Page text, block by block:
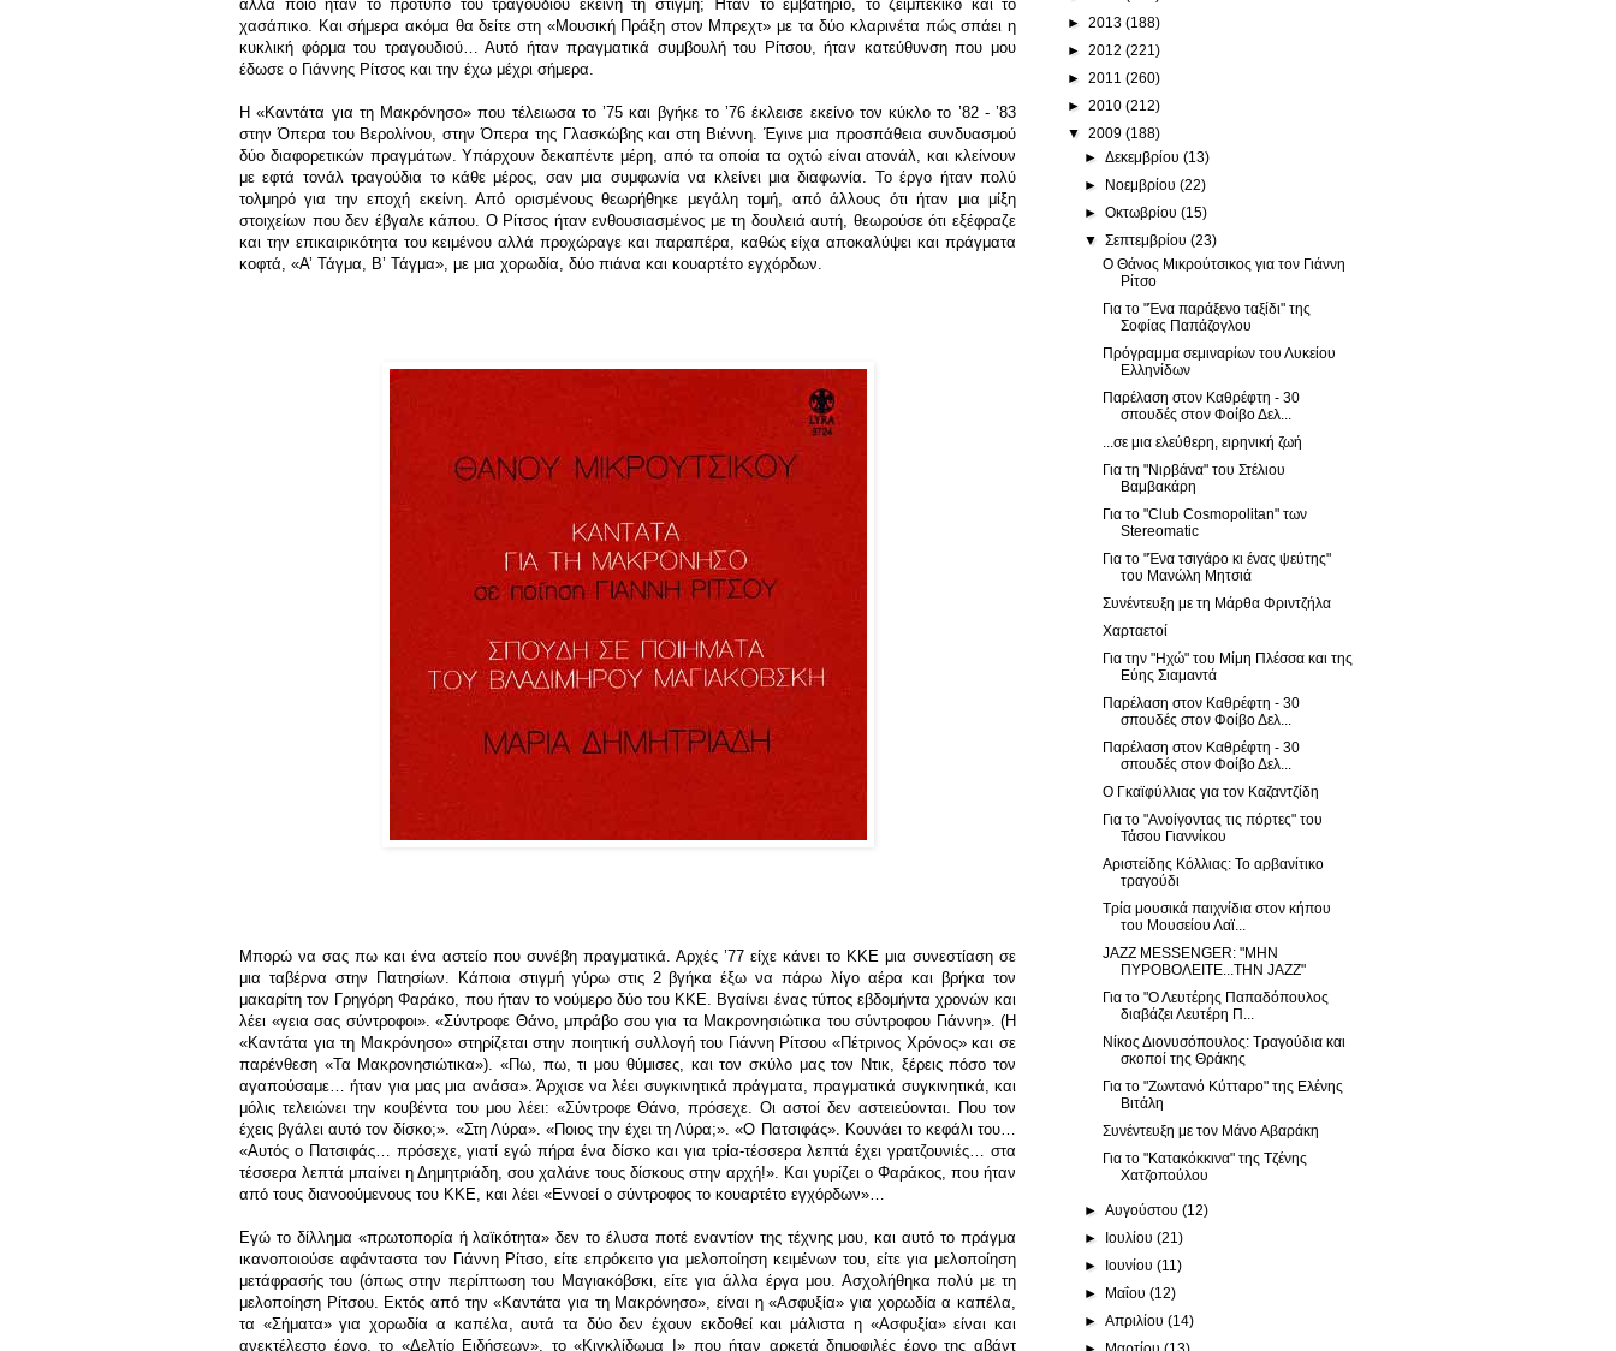
αλλά ποιο ήταν το πρότυπο του τραγουδιού εκείνη τη στιγμή; Ήταν το εμβατήριο, το ζεϊμπέκικο και το
χασάπικο. Και σήμερα ακόμα θα δείτε στη «Μουσική Πράξη στον Μπρεχτ» με τα δύο κλαρινέτα πώς σπάει η
κυκλική φόρμα του τραγουδιού… Αυτό ήταν πραγματικά συμβουλή του Ρίτσου, ήταν κατεύθυνση που μου
έδωσε ο Γιάννης Ρίτσος και την έχω μέχρι σήμερα.
Η «Καντάτα για τη Μακρόνησο» που τέλειωσα το ’75 και βγήκε το ’76 έκλεισε εκείνο τον κύκλο το ’82 - ’83
στην Όπερα του Βερολίνου, στην Όπερα της Γλασκώβης και στη Βιέννη. Έγινε μια προσπάθεια συνδυασμού
δύο διαφορετικών πραγμάτων. Υπάρχουν δεκαπέντε μέρη, από τα οποία τα οχτώ είναι ατονάλ, και κλείνουν
με εφτά τονάλ τραγούδια το κάθε μέρος, σαν μια συμφωνία να κλείνει μια διαφωνία. Το έργο ήταν πολύ
τολμηρό για την εποχή εκείνη. Από ορισμένους θεωρήθηκε μεγάλη τομή, από άλλους ότι ήταν μια μίξη
στοιχείων που δεν έβγαλε κάπου. Ο Ρίτσος ήταν ενθουσιασμένος με τη δουλειά αυτή, θεωρούσε ότι εξέφραζε
και την επικαιρικότητα του κειμένου αλλά προχώραγε και παραπέρα, καθώς είχα αποκαλύψει και πράγματα
κοφτά, «Α’ Τάγμα, Β’ Τάγμα», με μια χορωδία, δύο πιάνα και κουαρτέτο εγχόρδων.
Μπορώ να σας πω και ένα αστείο που συνέβη πραγματικά. Αρχές ’77 είχε κάνει το ΚΚΕ μια συνεστίαση σε
μια ταβέρνα στην Πατησίων. Κάποια στιγμή γύρω στις 2 βγήκα έξω να πάρω λίγο αέρα και βρήκα τον
μακαρίτη τον Γρηγόρη Φαράκο, που ήταν το νούμερο δύο του ΚΚΕ. Βγαίνει ένας τύπος εβδομήντα χρονών και
λέει «γεια σας σύντροφοι». «Σύντροφε Θάνο, μπράβο σου για τα Μακρονησιώτικα του σύντροφου Γιάννη». (Η
«Καντάτα για τη Μακρόνησο» στηρίζεται στην ποιητική συλλογή του Γιάννη Ρίτσου «Πέτρινος Χρόνος» και σε
παρένθεση «Τα Μακρονησιώτικα»). «Πω, πω, τι μου θύμισες, και τον σκύλο μας τον Ντικ, ξέρεις πόσο τον
αγαπούσαμε… ήταν για μας μια ανάσα». Άρχισε να λέει συγκινητικά πράγματα, πραγματικά συγκινητικά, και
μόλις τελειώνει την κουβέντα του μου λέει: «Σύντροφε Θάνο, πρόσεχε. Οι αστοί δεν αστειεύονται. Που τον
έχεις βγάλει αυτό τον δίσκο;». «Στη Λύρα». «Ποιος την έχει τη Λύρα;». «Ο Πατσιφάς». Κουνάει το κεφάλι του…
«Αυτός ο Πατσιφάς… πρόσεχε, γιατί εγώ πήρα ένα δίσκο και για τρία-τέσσερα λεπτά έχει γρατζουνιές… στα
τέσσερα λεπτά μπαίνει η Δημητριάδη, σου χαλάνε τους δίσκους στην αρχή!». Και γυρίζει ο Φαράκος, που ήταν
από τους διανοούμενους του ΚΚΕ, και λέει «Εννοεί ο σύντροφος το κουαρτέτο εγχόρδων»…
Εγώ το δίλλημα «πρωτοπορία ή λαϊκότητα» δεν το έλυσα ποτέ εναντίον της τέχνης μου, και αυτό το πράγμα
ικανοποιούσε αφάνταστα τον Γιάννη Ρίτσο, είτε επρόκειτο για μελοποίηση κειμένων του, είτε για μελοποίηση
μετάφρασής του (όπως στην περίπτωση του Μαγιακόβσκι, είτε για άλλα έργα μου. Ασχολήθηκα πολύ με τη
μελοποίηση Ρίτσου. Εκτός από την «Καντάτα για τη Μακρόνησο», είναι η «Ασφυξία» για χορωδία α καπέλα,
τα «Σήματα» για χορωδία α καπέλα, αυτά τα δύο δεν έχουν εκδοθεί και μάλιστα η «Ασφυξία» είναι και
ανεκτέλεστο έργο, το «Δελτίο Ειδήσεων», το «Κιγκλίδωμα Ι» που ήταν αρκετά δημοφιλές έργο της αβάντ
► 2013 (188)
► 2012 (221)
► 2011 (260)
► 2010 (212)
▼ 2009 (188)
►Δεκεμβρίου(13)
► Νοεμβρίου(22)
►Οκτωβρίου(15)
▼Σεπτεμβρίου(23)
Ο Θάνος Μικρούτσικος για τον Γιάννη
Ρίτσο
Για το "Ένα παράξενο ταξίδι" της
Σοφίας Παπάζογλου
Πρόγραμμα σεμιναρίων του Λυκείου
Ελληνίδων
Παρέλαση στον Καθρέφτη - 30
σπουδές στον Φοίβο Δελ...
...σε μια ελεύθερη, ειρηνική ζωή
Για τη "Νιρβάνα" του Στέλιου
Βαμβακάρη
Για το "Club Cosmopolitan" των
Stereomatic
Για το "Ένα τσιγάρο κι ένας ψεύτης"
του Μανώλη Μητσιά
Συνέντευξη με τη Μάρθα Φριντζήλα
Χαρταετοί
Για την "Ηχώ" του Μίμη Πλέσσα και της
Εύης Σιαμαντά
Παρέλαση στον Καθρέφτη - 30
σπουδές στον Φοίβο Δελ...
Παρέλαση στον Καθρέφτη - 30
σπουδές στον Φοίβο Δελ...
Ο Γκαϊφύλλιας για τον Καζαντζίδη
Για το "Ανοίγοντας τις πόρτες" του
Τάσου Γιαννίκου
Αριστείδης Κόλλιας: Το αρβανίτικο
τραγούδι
Τρία μουσικά παιχνίδια στον κήπου
του Μουσείου Λαϊ...
JAZZ MESSENGER: "ΜΗΝ
ΠΥΡΟΒΟΛΕΙΤΕ...ΤΗΝ JAZZ"
Για το "Ο Λευτέρης Παπαδόπουλος
διαβάζει Λευτέρη Π...
Νίκος Διονυσόπουλος: Τραγούδια και
σκοποί της Θράκης
Για το "Ζωντανό Κύτταρο" της Ελένης
Βιτάλη
Συνέντευξη με τον Μάνο Αβαράκη
Για το "Κατακόκκινα" της Τζένης
Χατζοπούλου
►Αυγούστου(12)
► Ιουλίου(21)
► Ιουνίου(11)
► Μαΐου(12)
►Απριλίου(14)